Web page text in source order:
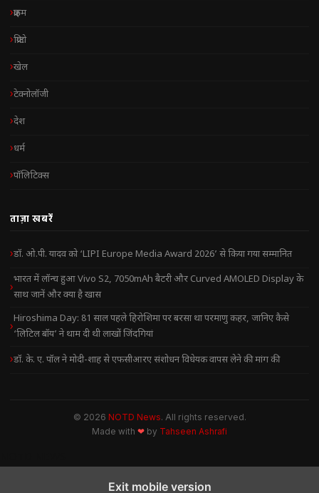
क्राइम
क्रिप्टो
खेल
टेक्नोलॉजी
देश
धर्म
पॉलिटिक्स
ताज़ा खबरें
डॉ. ओ.पी. यादव को ‘LIPI Europe Media Award 2026’ से किया गया सम्मानित
भारत में लॉन्च हुआ Vivo S2, 7050mAh बैटरी और Curved AMOLED Display के
साथ जानें और क्या है खास
Hiroshima Day: 81 साल पहले हिरोशिमा पर बरसा था परमाणु कहर, जानिए कैसे
‘लिटिल बॉय’ ने थाम दी थी लाखों जिंदगियां
डॉ. के. ए. पॉल ने मोदी-शाह से एफसीआरए संशोधन विधेयक वापस लेने की मांग की
© 2026 NOTD News. All rights reserved.
Made with ❤ by Tahseen Ashrafi
Exit mobile version